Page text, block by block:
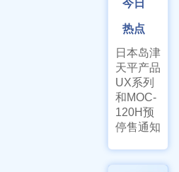
今日
热点
日本岛津
天平产品
UX系列
和MOC-
120H预
停售通知